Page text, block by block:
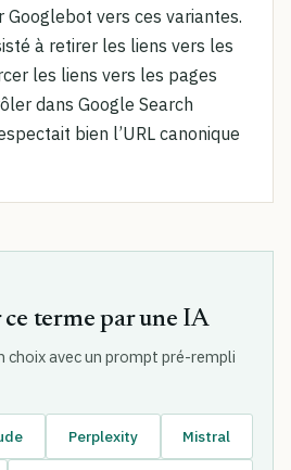
Googlebot vers ces variantes.
à retirer les liens vers les
les liens vers les pages
dans Google Search
bien l’URL canonique
terme par une IA
choix avec un prompt pré-rempli
Perplexity Mistral